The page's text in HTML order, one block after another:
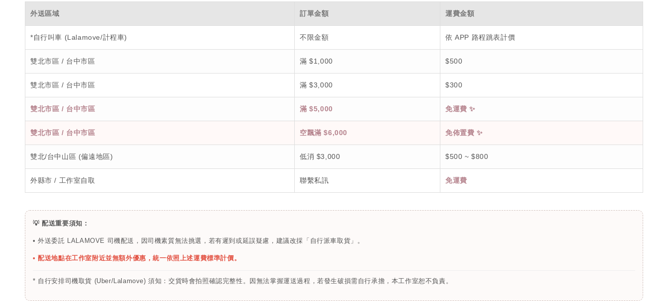
外送區域 訂單金額 運費金額
*自行叫車 (Lalamove/計程車) 不限金額 依 APP 路程跳表計價
雙北市區 / 台中市區 滿 $1,000 $500
雙北市區 / 台中市區 滿 $3,000 $300
雙北市區 / 台中市區 滿 $5,000 免運費 ✨
雙北市區 / 台中市區 空飄滿 $6,000 免佈置費 ✨
雙北/台中山區 (偏遠地區) 低消 $3,000 $500 ~ $800
外縣市 / 工作室自取 聯繫私訊 免運費
💡 配送重要須知：
• 外送委託 LALAMOVE 司機配送，因司機素質無法挑選，若有遲到或延誤疑慮，建議改採「自行派車取貨」。
• 配送地點在工作室附近並無額外優惠，統一依照上述運費標準計價。
* 自行安排司機取貨 (Uber/Lalamove) 須知：交貨時會拍照確認完整性。因無法掌握運送過程，若發生破損需自行承擔，本工作室恕不負責。